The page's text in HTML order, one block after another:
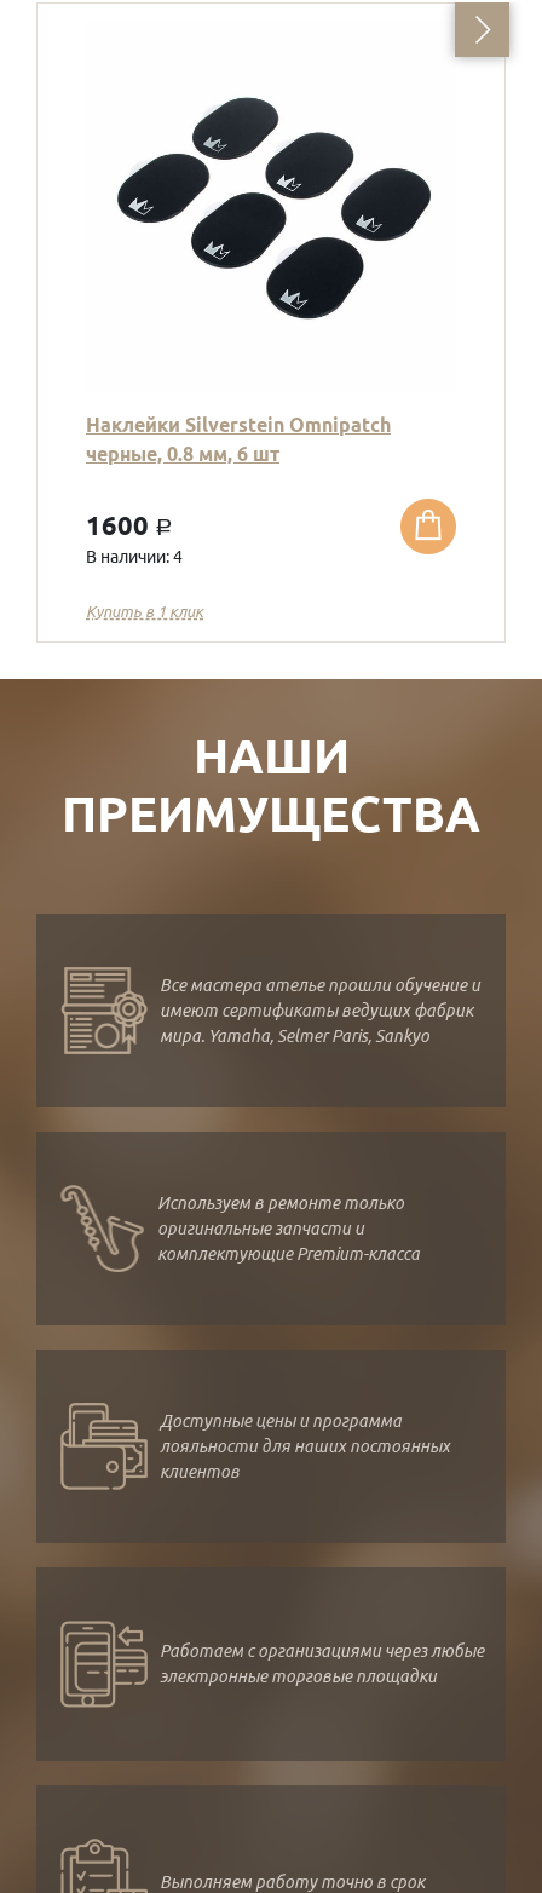
Наклейки Silverstein Omnipatch
черные, 0.8 мм, 6 шт
1600 a
В наличии: 4
Купить в 1 клик
НАШИ
ПРЕИМУЩЕСТВА
Все мастера ателье прошли обучение и
имеют сертификаты ведущих фабрик
мира. Yamaha, Selmer Paris, Sankyo
Используем в ремонте только
оригинальные запчасти и
комплектующие Premium-класса
Доступные цены и программа
лояльности для наших постоянных
клиентов
Работаем с организациями через любые
электронные торговые площадки
Выполняем работу точно в срок